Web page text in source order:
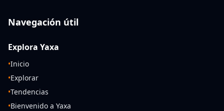
Navegación útil
Explora Yaxa
•Inicio
•Explorar
•Tendencias
•Bienvenido a Yaxa